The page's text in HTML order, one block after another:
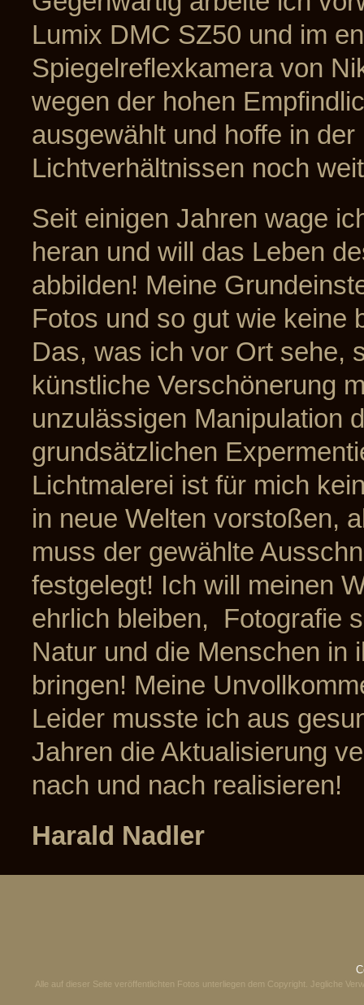
Lumix DMC SZ50 und im
Spiegelreflexkamera von
wegen der hohen
ausgewählt und hoffe in
Lichtverhältnissen noch
Seit einigen Jahren wage
heran und will das Leben
abbilden! Meine
Fotos und so gut wie keine
Das, was ich vor Ort sehe,
künstliche Verschönerung
unzulässigen Manipulation
grundsätzlichen
Lichtmalerei ist für mich
in neue Welten vorstoßen,
muss der gewählte
festgelegt! Ich will meinen
ehrlich bleiben, Fotografie
Natur und die Menschen in
bringen! Meine
Leider musste ich aus
Jahren die Aktualisierung
nach und nach realisieren!
Harald Nadler
Alle auf dieser Seite veröffentlichten Fotos unterliegen dem Copyright. Jegliche